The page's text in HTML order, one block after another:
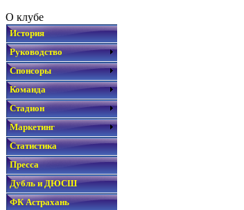
О клубе
История
Руководство
Спонсоры
Команда
Стадион
Маркетинг
Статистика
Пресса
Дубль и ДЮСШ
ФК Астрахань